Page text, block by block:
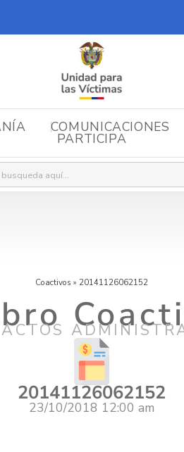
COMUNICACIONES
PARTICIPA
Coactivos » 20141126062152
20141126062152
23/10/2018 12:00 am